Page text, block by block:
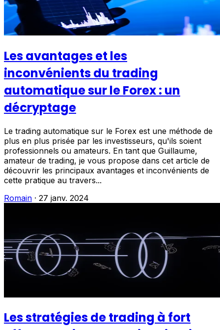
Les avantages et les
inconvénients du trading
automatique sur le Forex : un
décryptage
Le trading automatique sur le Forex est une méthode de
plus en plus prisée par les investisseurs, qu'ils soient
professionnels ou amateurs. En tant que Guillaume,
amateur de trading, je vous propose dans cet article de
découvrir les principaux avantages et inconvénients de
cette pratique au travers...
Romain · 27 janv. 2024
Les stratégies de trading à fort